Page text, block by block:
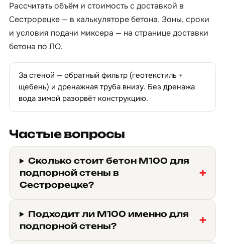
Рассчитать объём и стоимость с доставкой в
Сестрорецке — в калькуляторе бетона. Зоны, сроки
и условия подачи миксера — на страницедоставки
бетона по ЛО.
За стеной — обратный фильтр (геотекстиль +
щебень) и дренажная труба внизу. Без дренажа
вода зимой разорвёт конструкцию.
Частые вопросы
Сколько стоит бетон М100 для
подпорной стены в
Сестрорецке?
Подходит ли М100 именно для
подпорной стены?